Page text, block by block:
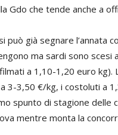
Gdo che tende anche a
può già segnare l’annata
ma sardi sono scesi
a 1,10-1,20 euro
3-3,50 €/kg, i costoluti a
spunto di stagione delle
mentre monta la